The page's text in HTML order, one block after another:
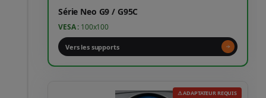
Série Neo G9 / G95C
VESA : 100x100
Vers les supports
⚠ ADAPTATEUR REQUIS